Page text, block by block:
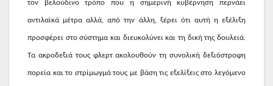
τον βελούδινο τρόπο που η σημερινή κυβέρνηση περνάει
αντιλαϊκά μέτρα αλλά, από την άλλη, ξέρει ότι αυτή η εξέλιξη
προσφέρει στο σύστημα και διευκολύνει και τη δική της δουλειά.
Τα ακροδεξιά τους φλερτ ακολουθούν τη συνολική δεξιόστροφη
πορεία και το στρίμωγμά τους με βάση τις εξελίξεις στο λεγόμενο